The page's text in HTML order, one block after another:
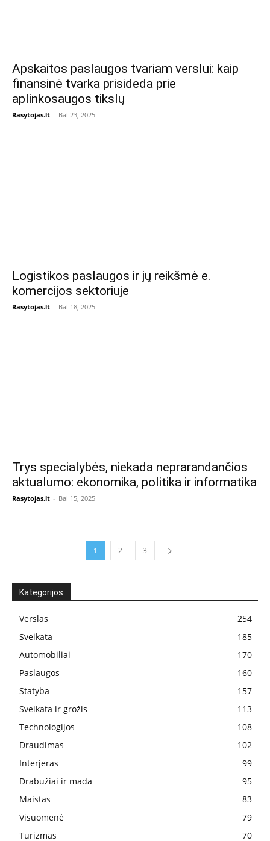
Apskaitos paslaugos tvariam verslui: kaip
finansinė tvarka prisideda prie
aplinkosaugos tikslų
Rasytojas.lt - Bal 23, 2025
Logistikos paslaugos ir jų reikšmė e.
komercijos sektoriuje
Rasytojas.lt - Bal 18, 2025
Trys specialybės, niekada neprarandančios
aktualumo: ekonomika, politika ir informatika
Rasytojas.lt - Bal 15, 2025
1 2 3
Kategorijos
Verslas
254
Sveikata
185
Automobiliai
170
Paslaugos
160
Statyba
157
Sveikata ir grožis
113
Technologijos
108
Draudimas
102
Interjeras
99
Drabužiai ir mada
95
Maistas
83
Visuomenė
79
Turizmas
70